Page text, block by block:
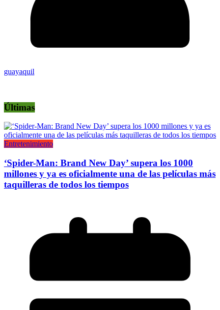
guayaquil
Últimas
Entretenimiento
‘Spider-Man: Brand New Day’ supera los 1000
millones y ya es oficialmente una de las películas más
taquilleras de todos los tiempos